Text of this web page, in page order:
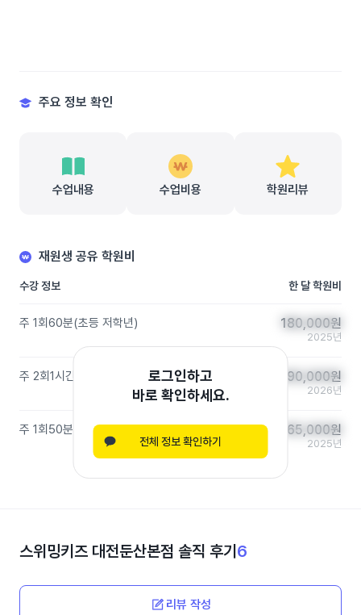
주요 정보 확인
수업내용 수업비용 학원리뷰
재원생 공유 학원비
수강 정보 한 달 학원비
주 1회60분(초등 저학년) 180,000원
180,000원
2025년
주 2회1시간 290,000원
290,000원
2026년
주 1회 50분 초등 저학년) 165,000원
165,000원
2025년
로그인하고
바로 확인하세요.
전체 정보 확인하기
스위밍키즈 대전둔산본점 솔직 후기 6
리뷰 작성